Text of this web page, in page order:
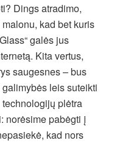
Dings atradimo,
kad bet kuris
galės jus
Kita vertus,
saugesnes – bus
leis suteikti
plėtra
norėsime pabėgti į
kad nors